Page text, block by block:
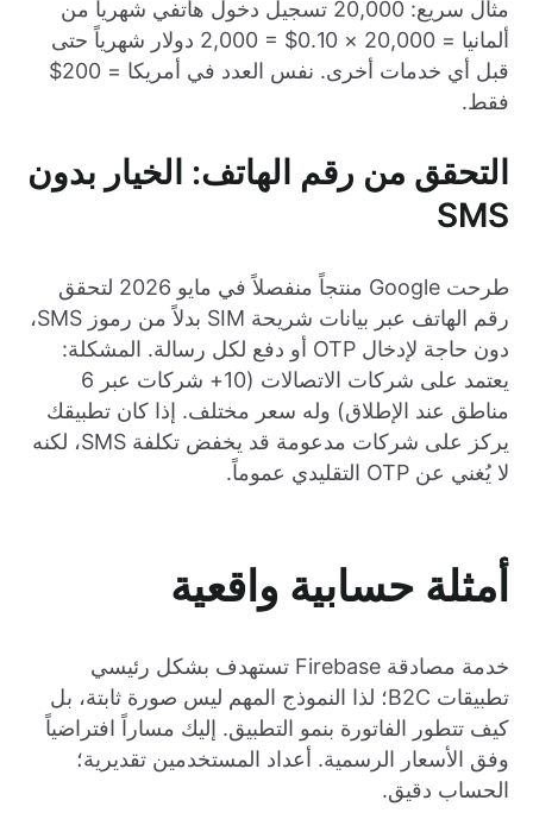
مثال سريع: 20,000 تسجيل دخول هاتفي شهرياً من
ألمانيا = 20,000 × 0.10$ = 2,000 دولار شهرياً حتى
قبل أي خدمات أخرى. نفس العدد في أمريكا = 200$
فقط.
التحقق من رقم الهاتف: الخيار بدون
SMS
طرحت Google منتجاً منفصلاً في مايو 2026 لتحقق
رقم الهاتف عبر بيانات شريحة SIM بدلاً من رموز SMS،
دون حاجة لإدخال OTP أو دفع لكل رسالة. المشكلة:
يعتمد على شركات الاتصالات (10+ شركات عبر 6
مناطق عند الإطلاق) وله سعر مختلف. إذا كان تطبيقك
يركز على شركات مدعومة قد يخفض تكلفة SMS، لكنه
لا يُغني عن OTP التقليدي عموماً.
أمثلة حسابية واقعية
خدمة مصادقة Firebase تستهدف بشكل رئيسي
تطبيقات B2C؛ لذا النموذج المهم ليس صورة ثابتة، بل
كيف تتطور الفاتورة بنمو التطبيق. إليك مساراً افتراضياً
وفق الأسعار الرسمية. أعداد المستخدمين تقديرية؛
الحساب دقيق.